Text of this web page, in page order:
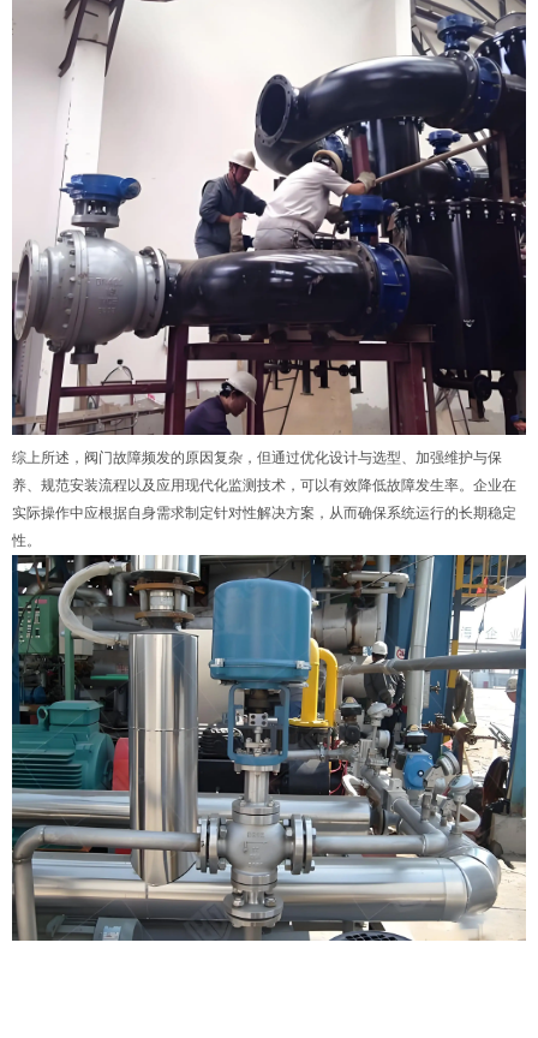
综上所述，阀门故障频发的原因复杂，但通过优化设计与选型、加强维护与保
养、规范安装流程以及应用现代化监测技术，可以有效降低故障发生率。企业在
实际操作中应根据自身需求制定针对性解决方案，从而确保系统运行的长期稳定
性。